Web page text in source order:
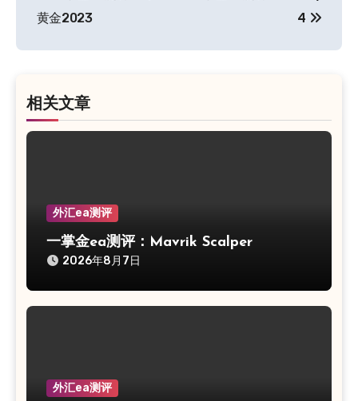
章
导
黄金2023
4
相关文章
外汇ea测评
一掌金ea测评：Mavrik Scalper
2026年8月7日
外汇ea测评